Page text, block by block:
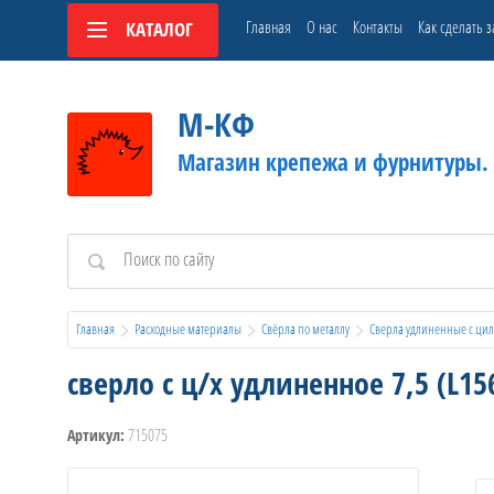
КАТАЛОГ Главная О нас Контакты Как сделать
М-КФ
Магазин крепежа и фурнитуры.
Главная Расходные материалы Свёрла по металлу Сверла удлиненные с
сверло с ц/х удлиненное 7,5
Артикул: 715075